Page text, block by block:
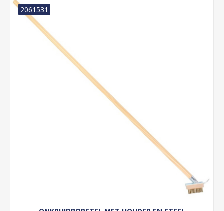
2061531